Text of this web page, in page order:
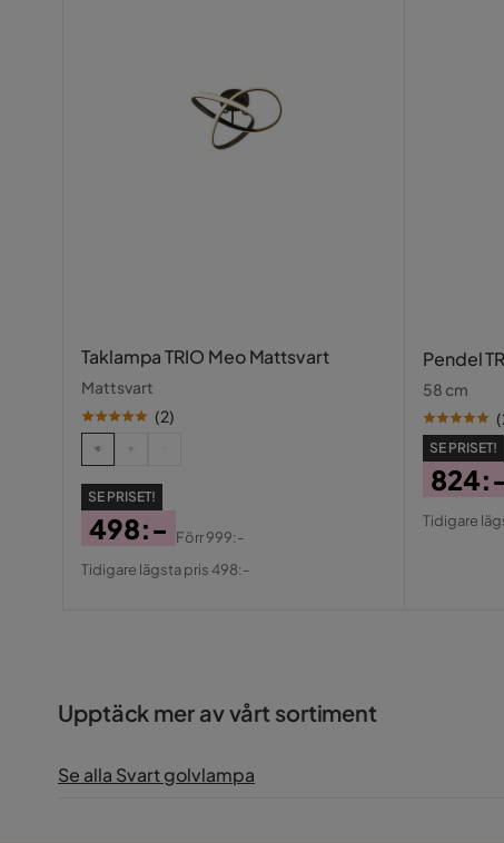
Taklampa TRIO Meo Mattsvart
Mattsvart
(2)
SE PRISET!
Pris
498:-
Original
Förr999:-
Tidigare lägsta pris 498:-
Pendel
58 cm
(
SE PRISET!
Pris
Tidigare
Upptäck mer av vårt sortiment
Se alla Svart golvlampa